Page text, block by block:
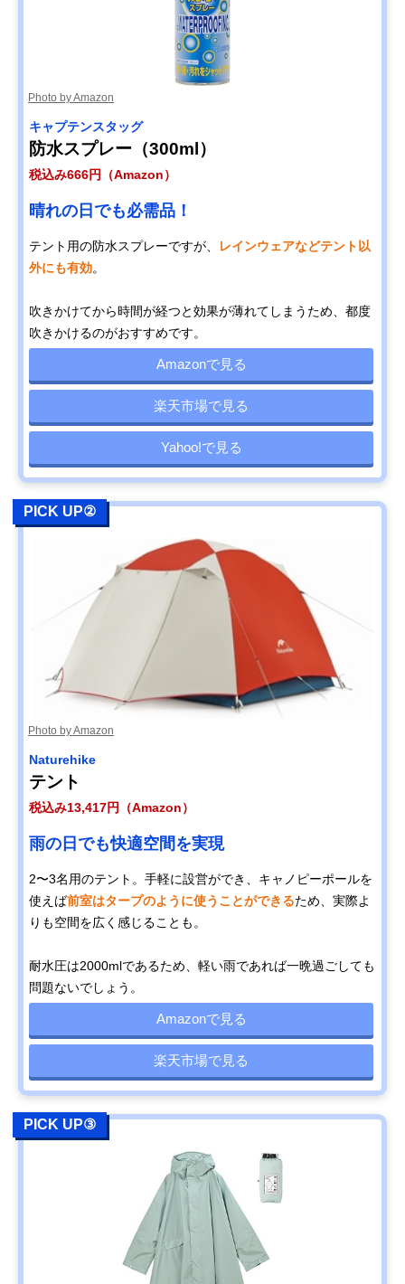
Photo by Amazon
キャプテンスタッグ
防水スプレー（300ml）
税込み666円（Amazon）
晴れの日でも必需品！
テント用の防水スプレーですが、
レインウェアなどテント以
外にも有効。
吹きかけてから時間が経つと効果が薄れてしまうため、都度
吹きかけるのがおすすめです。
Amazonで見る
楽天市場で見る
Yahoo!で見る
PICK UP②
Photo by Amazon
Naturehike
テント
税込み13,417円（Amazon）
雨の日でも快適空間を実現
2〜3名用のテント。手軽に設営ができ、キャノピーポールを
使えば前室はタープのように使うことができるため、実際よ
りも空間を広く感じることも。
耐水圧は2000mlであるため、軽い雨であれば一晩過ごしても
問題ないでしょう。
Amazonで見る
楽天市場で見る
PICK UP③